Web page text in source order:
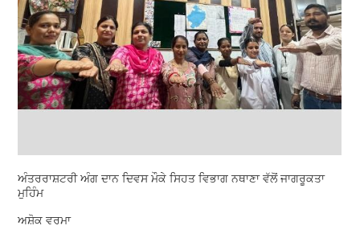
ਅੰਤਰਰਾਸ਼ਟਰੀ ਅੰਗ ਦਾਨ ਦਿਵਸ ਮੌਕੇ ਸਿਹਤ ਵਿਭਾਗ ਨਥਾਣਾ ਵੱਲੋਂ ਜਾਗਰੂਕਤਾ
ਮੁਹਿੰਮ
ਅਸ਼ੋਕ ਵਰਮਾ